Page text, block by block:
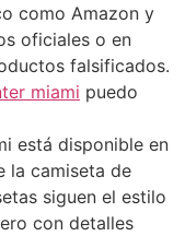
como Amazon y
oficiales o en
falsificados.
miami puedo
está disponible en
la camiseta de
siguen el estilo
con detalles